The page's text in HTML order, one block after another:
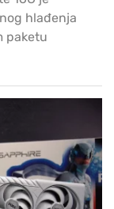
hlađenja
paketu